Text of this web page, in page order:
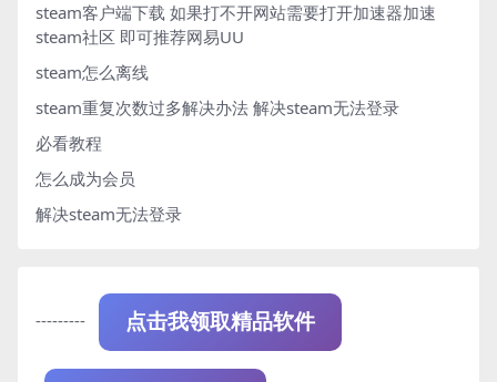
steam客户端下载 如果打不开网站需要打开加速器加速
steam社区 即可推荐网易UU
steam怎么离线
steam重复次数过多解决办法 解决steam无法登录
必看教程
怎么成为会员
解决steam无法登录
--------- 点击我领取精品软件